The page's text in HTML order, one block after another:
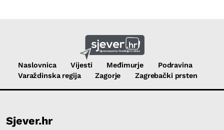
Naslovnica Vijesti Međimurje
Podravina
Varaždinska regija
Zagorje Zagrebački prsten
Sjever.hr